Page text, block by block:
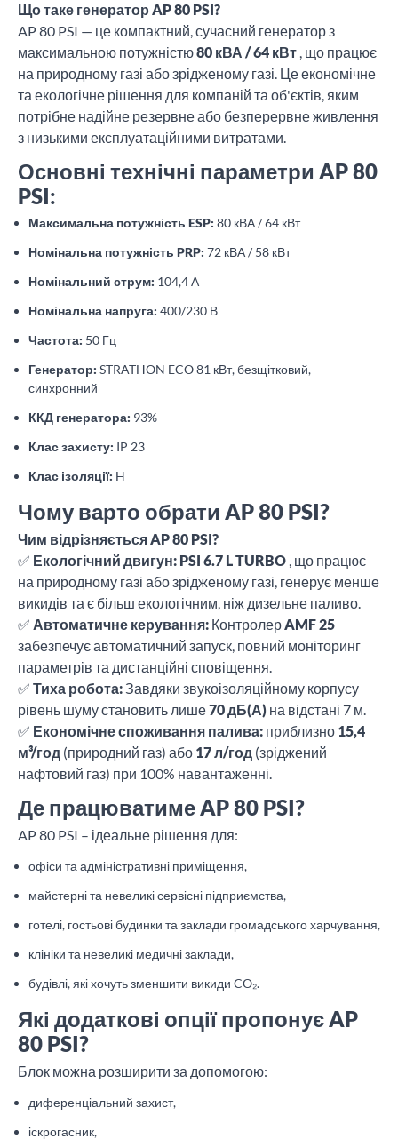
Що таке генератор AP 80 PSI?
AP 80 PSI — це компактний, сучасний генератор з
максимальною потужністю80 кВА / 64 кВт , що працює
на природному газі або зрідженому газі. Це економічне
та екологічне рішення для компаній та об'єктів, яким
потрібне надійне резервне або безперервне живлення
з низькими експлуатаційними витратами.
Основні технічні параметри AP 80
PSI:
Максимальна потужність ESP: 80 кВА / 64 кВт
Номінальна потужність PRP: 72 кВА / 58 кВт
Номінальний струм: 104,4 А
Номінальна напруга: 400/230 В
Частота: 50 Гц
Генератор: STRATHON ECO 81 кВт, безщітковий,
синхронний
ККД генератора: 93%
Клас захисту: IP 23
Клас ізоляції: H
Чому варто обрати AP 80 PSI?
Чим відрізняється AP 80 PSI?
✅ Екологічний двигун: PSI 6.7 L TURBO , що працює
на природному газі або зрідженому газі, генерує менше
викидів та є більш екологічним, ніж дизельне паливо.
✅ Автоматичне керування: КонтролерAMF 25
забезпечує автоматичний запуск, повний моніторинг
параметрів та дистанційні сповіщення.
✅ Тиха робота:Завдяки звукоізоляційному корпусу
рівень шуму становить лише70 дБ(А) на відстані 7 м.
✅ Економічне споживання палива: приблизно 15,4
м³/год (природний газ) або 17 л/год (зріджений
нафтовий газ) при 100% навантаженні.
Де працюватиме AP 80 PSI?
AP 80 PSI – ідеальне рішення для:
офіси та адміністративні приміщення,
майстерні та невеликі сервісні підприємства,
готелі, гостьові будинки та заклади громадського харчування,
клініки та невеликі медичні заклади,
будівлі, які хочуть зменшити викиди CO₂.
Які додаткові опції пропонує AP
80 PSI?
Блок можна розширити за допомогою:
диференціальний захист,
іскрогасник,